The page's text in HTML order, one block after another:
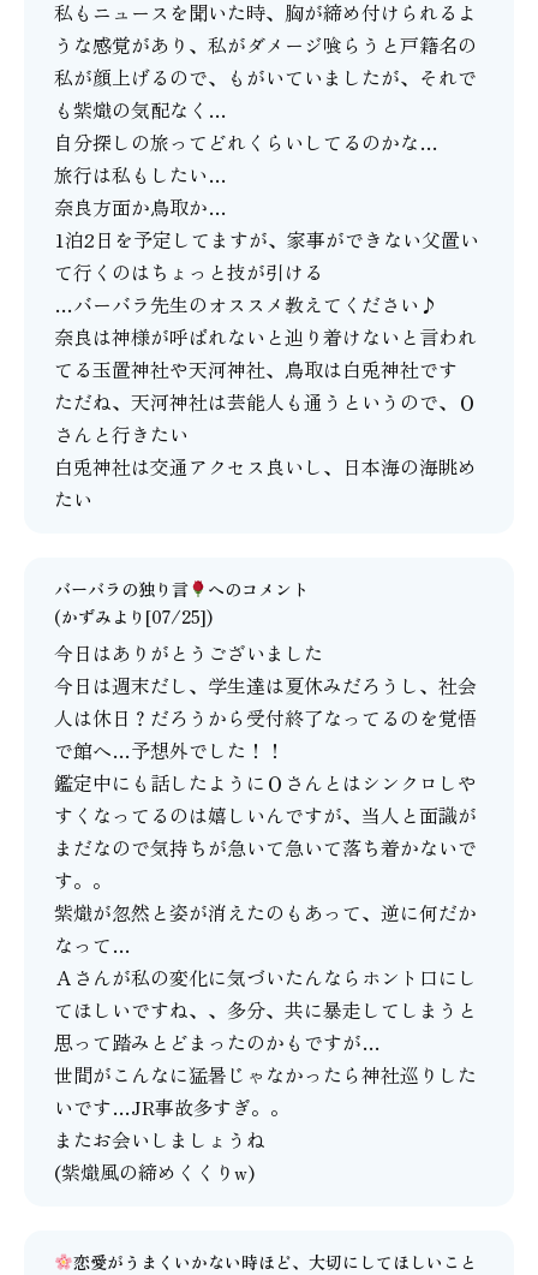
私もニュースを聞いた時、胸が締め付けられるよ
うな感覚があり、私がダメージ喰らうと戸籍名の
私が顔上げるので、もがいていましたが、それで
も紫熾の気配なく…
自分探しの旅ってどれくらいしてるのかな…
旅行は私もしたい…
奈良方面か鳥取か…
1泊2日を予定してますが、家事ができない父置い
て行くのはちょっと技が引ける
…バーバラ先生のオススメ教えてください♪
奈良は神様が呼ばれないと辿り着けないと言われ
てる玉置神社や天河神社、鳥取は白兎神社です
ただね、天河神社は芸能人も通うというので、Ｏ
さんと行きたい
白兎神社は交通アクセス良いし、日本海の海眺め
たい
バーバラの独り言
へのコメント
(かずみより[07/25])
今日はありがとうございました
今日は週末だし、学生達は夏休みだろうし、社会
人は休日？だろうから受付終了なってるのを覚悟
で館へ…予想外でした！！
鑑定中にも話したようにＯさんとはシンクロしや
すくなってるのは嬉しいんですが、当人と面識が
まだなので気持ちが急いて急いて落ち着かないで
す。。
紫熾が忽然と姿が消えたのもあって、逆に何だか
なって…
Ａさんが私の変化に気づいたんならホント口にし
てほしいですね、、多分、共に暴走してしまうと
思って踏みとどまったのかもですが…
世間がこんなに猛暑じゃなかったら神社巡りした
いです…JR事故多すぎ。。
またお会いしましょうね
(紫熾風の締めくくりw)
恋愛がうまくいかない時ほど、大切にしてほしいこと